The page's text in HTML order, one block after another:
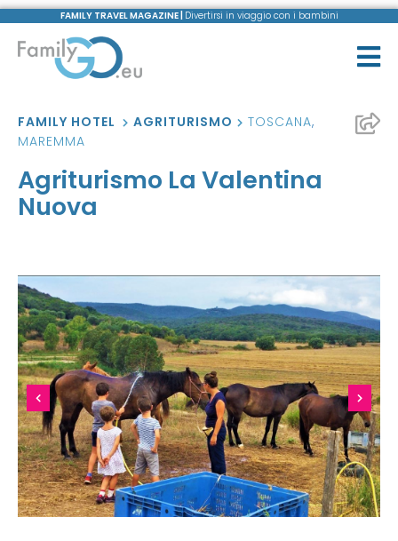
FAMILY TRAVEL MAGAZINE | Divertirsi in viaggio con i bambini
FAMILY HOTEL AGRITURISMO TOSCANA,
MAREMMA
Agriturismo La Valentina
Nuova